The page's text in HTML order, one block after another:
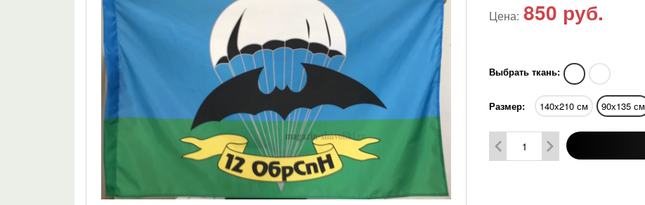
Цена: 850 руб.
Выбрать ткань:
Размер: 140х210 см 90х135 см